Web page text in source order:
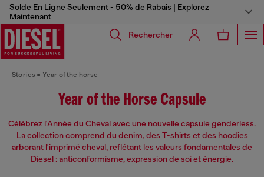
Solde En Ligne Seulement - 50% de Rabais | Explorez
Maintenant
Rechercher
Stories Year of the horse
Year of the Horse Capsule
Célébrez l'Année du Cheval avec une nouvelle capsule genderless.
La collection comprend du denim, des T-shirts et des hoodies
arborant l'imprimé cheval, reflétant les valeurs fondamentales de
Diesel : anticonformisme, expression de soi et énergie.